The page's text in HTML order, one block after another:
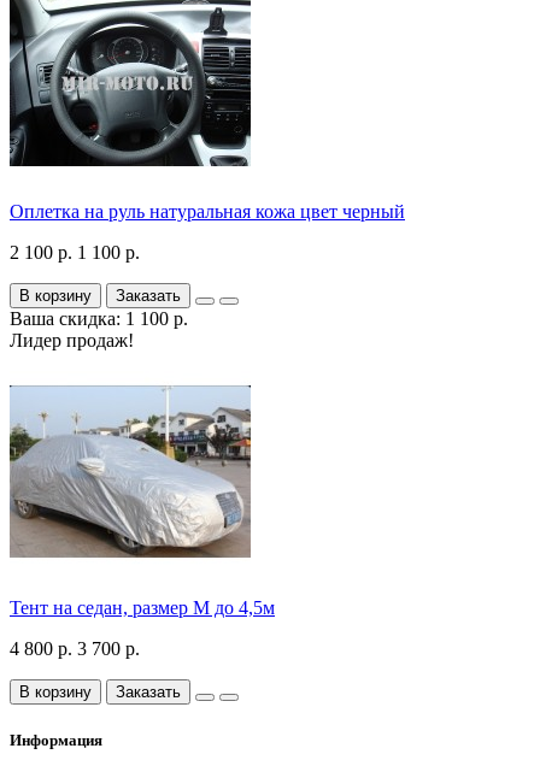
Оплетка на руль натуральная кожа цвет черный
2 100 р. 1 100 р.
В корзину Заказать
Ваша скидка: 1 100 р.
Лидер продаж!
Тент на седан, размер М до 4,5м
4 800 р. 3 700 р.
В корзину Заказать
Информация